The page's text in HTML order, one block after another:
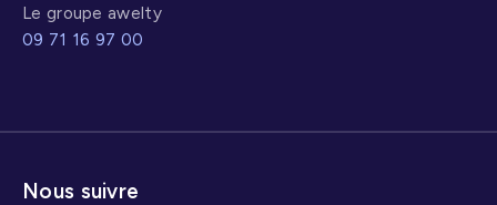
Le groupe awelty
09 71 16 97 00
Nous suivre